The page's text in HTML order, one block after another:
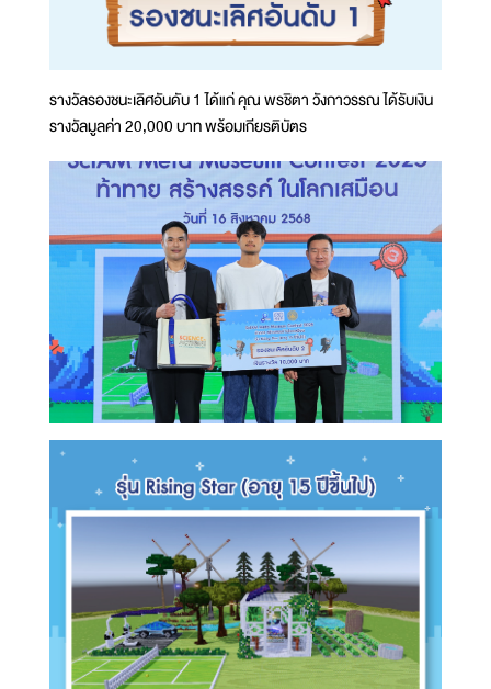
รางวัลรองชนะเลิศอันดับ 1 ได้แก่ คุณ พรชิตา วังกาวรรณ ได้รับเงิน
รางวัลมูลค่า 20,000 บาท พร้อมเกียรติบัตร